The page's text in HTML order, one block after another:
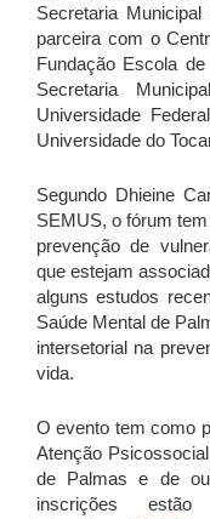
Secretaria
parceira com o
Fundação Escola
Secretaria
Universidade
Universidade do
Segundo Dhieine
SEMUS, o fórum
prevenção de
que estejam
alguns estudos
Saúde Mental de
intersetorial na
vida.
O evento tem como
Atenção
de Palmas e de
inscrições